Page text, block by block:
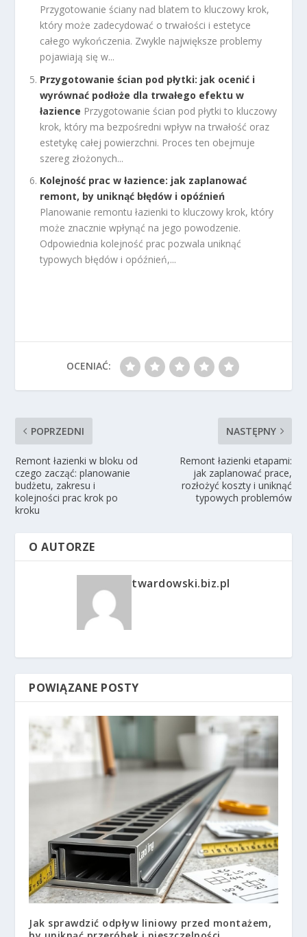
Przygotowanie ściany nad blatem to kluczowy krok,
który może zadecydować o trwałości i estetyce
całego wykończenia. Zwykle największe problemy
pojawiają się w...
Przygotowanie ścian pod płytki: jak ocenić i
wyrównać podłoże dla trwałego efektu w
łazience Przygotowanie ścian pod płytki to kluczowy
krok, który ma bezpośredni wpływ na trwałość oraz
estetykę całej powierzchni. Proces ten obejmuje
szereg złożonych...
Kolejność prac w łazience: jak zaplanować
remont, by uniknąć błędów i opóźnień
Planowanie remontu łazienki to kluczowy krok, który
może znacznie wpłynąć na jego powodzenie.
Odpowiednia kolejność prac pozwala uniknąć
typowych błędów i opóźnień,...
OCENIAĆ:
POPRZEDNI
Remont łazienki w bloku od
czego zacząć: planowanie
budżetu, zakresu i
kolejności prac krok po
kroku
NASTĘPNY
Remont łazienki etapami:
jak zaplanować prace,
rozłożyć koszty i uniknąć
typowych problemów
O AUTORZE
twardowski.biz.pl
POWIĄZANE POSTY
Jak sprawdzić odpływ liniowy przed montażem,